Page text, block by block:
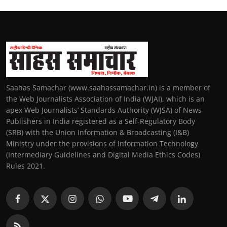
Saahas Samachar (www.saahassamachar.in) is a member of
the Web Journalists Association of India (WJAI), which is an
apex Web Journalists’ Standards Authority (WJSA) of News
Publishers in India registered as a Self-Regulatory Body
(SRB) with the Union Information & Broadcasting (I&B)
Ministry under the provisions of Information Technology
(Intermediary Guidelines and Digital Media Ethics Codes)
Rules 2021.